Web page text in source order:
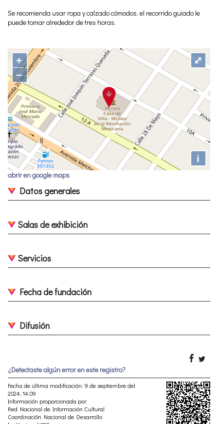
Se recomienda usar ropa y calzado cómodos, el recorrido guiado le
puede tomar alrededor de tres horas.
+
−
i
⤢
abrir en google maps
Datos generales
Salas de exhibición
Servicios
Fecha de fundación
Difusión
¿Detectaste algún error en este registro?
Fecha de última modificación: 9 de septiembre del
2024, 14:09
Información proporcionada por:
Red Nacional de Información Cultural
Coordinación Nacional de Desarrollo